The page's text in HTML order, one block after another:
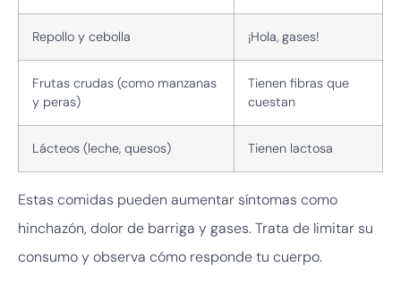
Repollo y cebolla ¡Hola, gases!
Frutas crudas (como manzanas
y peras)
Tienen fibras que
cuestan
Lácteos (leche, quesos) Tienen lactosa
Estas comidas pueden aumentar síntomas como
hinchazón, dolor de barriga y gases. Trata de limitar su
consumo y observa cómo responde tu cuerpo.